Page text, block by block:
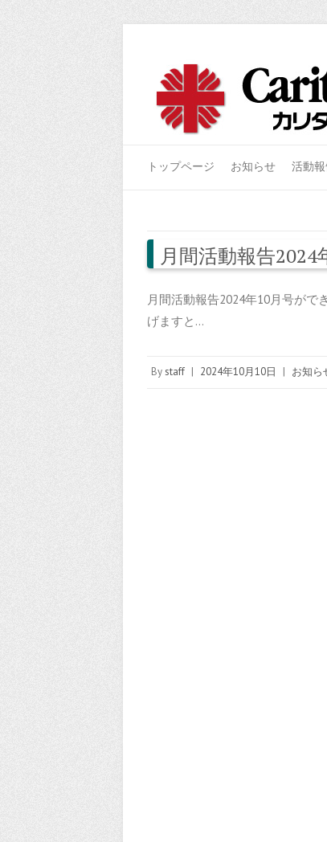
トップページ お知らせ 活動
月間活動報告2024
月間活動報告2024年10月号がで
げますと…
Bystaff | 2024年10月10日 | お知ら